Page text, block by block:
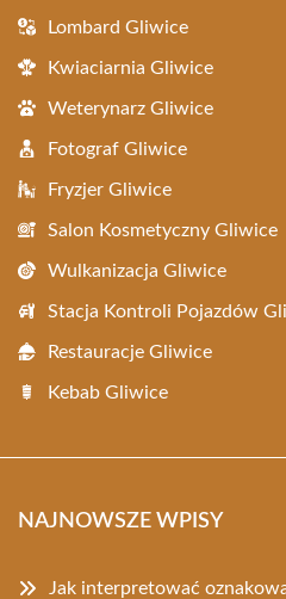
Lombard Gliwice
Kwiaciarnia Gliwice
Weterynarz Gliwice
Fotograf Gliwice
Fryzjer Gliwice
Salon Kosmetyczny Gliwice
Wulkanizacja Gliwice
Stacja Kontroli Pojazdów
Restauracje Gliwice
Kebab Gliwice
NAJNOWSZE WPISY
Jak interpretować